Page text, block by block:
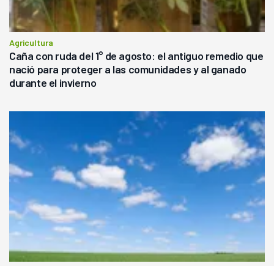
Agricultura
Caña con ruda del 1° de agosto: el antiguo remedio que
nació para proteger a las comunidades y al ganado
durante el invierno